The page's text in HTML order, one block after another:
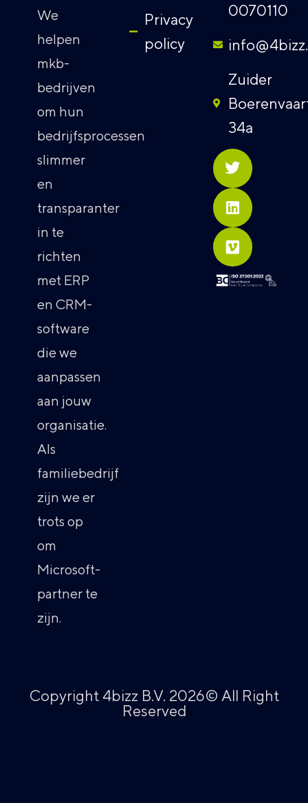
We
helpen
mkb-
bedrijven
om hun
bedrijfsprocessen
slimmer
en
transparanter
in te
richten
met ERP
en CRM-
software
die we
aanpassen
aan jouw
organisatie.
Als
familiebedrijf
zijn we er
trots op
om
Microsoft-
partner te
zijn.
Privacy
policy
0070110
Zuider
34a
Copyright 4bizz B.V. 2026© All Right
Reserved